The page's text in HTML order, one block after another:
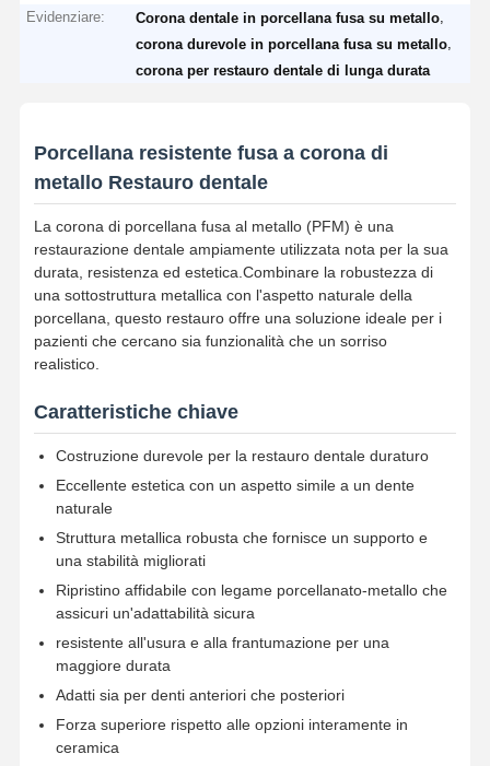
Evidenziare:
Corona dentale in porcellana fusa su metallo
corona durevole in porcellana fusa su metallo
corona per restauro dentale di lunga durata
Porcellana resistente fusa a corona di
metallo Restauro dentale
La corona di porcellana fusa al metallo (PFM) è una
restaurazione dentale ampiamente utilizzata nota per la sua
durata, resistenza ed estetica.Combinare la robustezza di
una sottostruttura metallica con l'aspetto naturale della
porcellana, questo restauro offre una soluzione ideale per i
pazienti che cercano sia funzionalità che un sorriso
realistico.
Caratteristiche chiave
Costruzione durevole per la restauro dentale duraturo
Eccellente estetica con un aspetto simile a un dente
naturale
Struttura metallica robusta che fornisce un supporto e
una stabilità migliorati
Ripristino affidabile con legame porcellanato-metallo che
assicuri un'adattabilità sicura
resistente all'usura e alla frantumazione per una
maggiore durata
Adatti sia per denti anteriori che posteriori
Forza superiore rispetto alle opzioni interamente in
ceramica